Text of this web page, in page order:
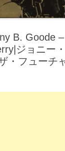
B. Goode
ジョニー
・フューチ